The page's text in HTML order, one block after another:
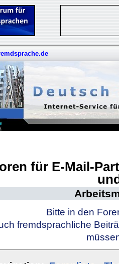
für E-Mail-
Bitte in den
fremdsprachliche